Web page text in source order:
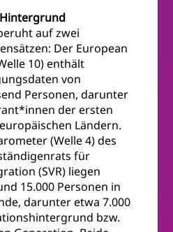
auf zwei
Der European
10) enthält
von
Personen, darunter
der ersten
Ländern.
(Welle 4) des
für
(SVR) liegen
15.000 Personen in
darunter etwa 7.000
bzw.